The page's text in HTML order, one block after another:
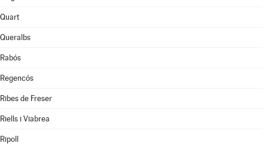
Quart
Queralbs
Rabós
Regencós
Ribes de Freser
Riells i Viabrea
Ripoll